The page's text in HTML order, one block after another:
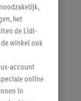
het
de Lidl-
winkel ook
account
online
in